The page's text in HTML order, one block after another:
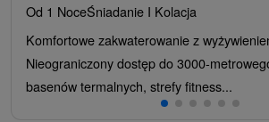
Od 1 NoceŚniadanie I Kolacja
Komfortowe zakwaterowanie z
Nieograniczony dostęp do 3000-
basenów termalnych, strefy fitness...